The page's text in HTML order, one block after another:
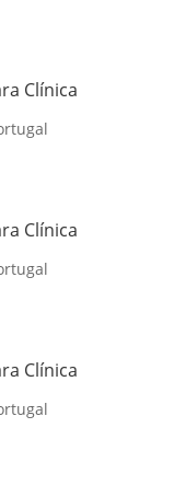
Clínica
Clínica
Clínica